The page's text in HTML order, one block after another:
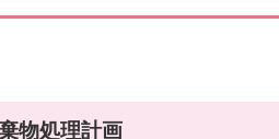
物処理計画